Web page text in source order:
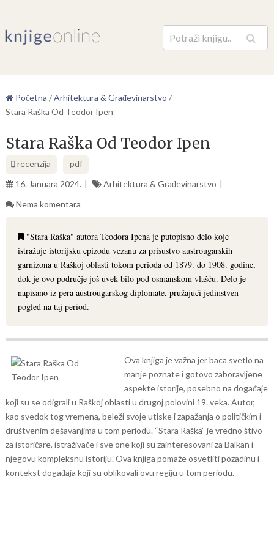
Pretraga
Početna /Arhitektura & Građevinarstvo /
Stara Raška Od Teodor Ipen
Stara Raška Od Teodor Ipen
recenzija
pdf
16. Januara 2024.
Arhitektura & Građevinarstvo
Nema komentara
"Stara Raška" autora Teodora Ipena je putopisno delo koje
istražuje istorijsku epizodu vezanu za prisustvo austrougarskih
garnizona u Raškoj oblasti tokom perioda od 1879. do 1908. godine,
dok je ovo područje još uvek bilo pod osmanskom vlašću. Delo je
napisano iz pera austrougarskog diplomate, pružajući jedinstven
pogled na taj period.
Ova knjiga je važna jer baca svetlo na
manje poznate i gotovo zaboravljene
aspekte istorije, posebno na događaje
koji su se odigrali u Raškoj oblasti u drugoj polovini 19. veka. Autor,
kao svedok tog vremena, beleži svoje utiske i zapažanja o političkim i
društvenim dešavanjima u tom periodu. “Stara Raška” je vredno štivo
za istoričare, istraživače i sve one koji su zainteresovani za Balkan i
njegovu kompleksnu istoriju. Ova knjiga pomaže osvetliti pozadinu i
kontekst događaja koji su oblikovali ovu regiju u tom periodu.